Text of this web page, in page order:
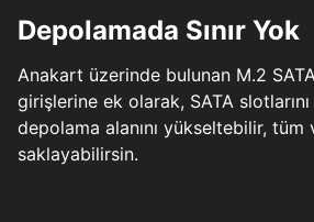
Depolamada Sınır Yok
Anakart üzerinde bulunan M.2
girişlerine ek olarak, SATA
depolama alanını yükseltebilir,
saklayabilirsin.